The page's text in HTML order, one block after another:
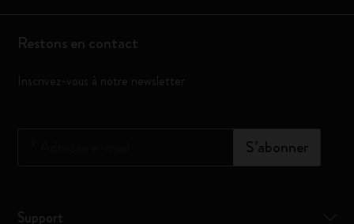
Restons en contact
Inscrivez-vous à notre newsletter
S’abonner
Support